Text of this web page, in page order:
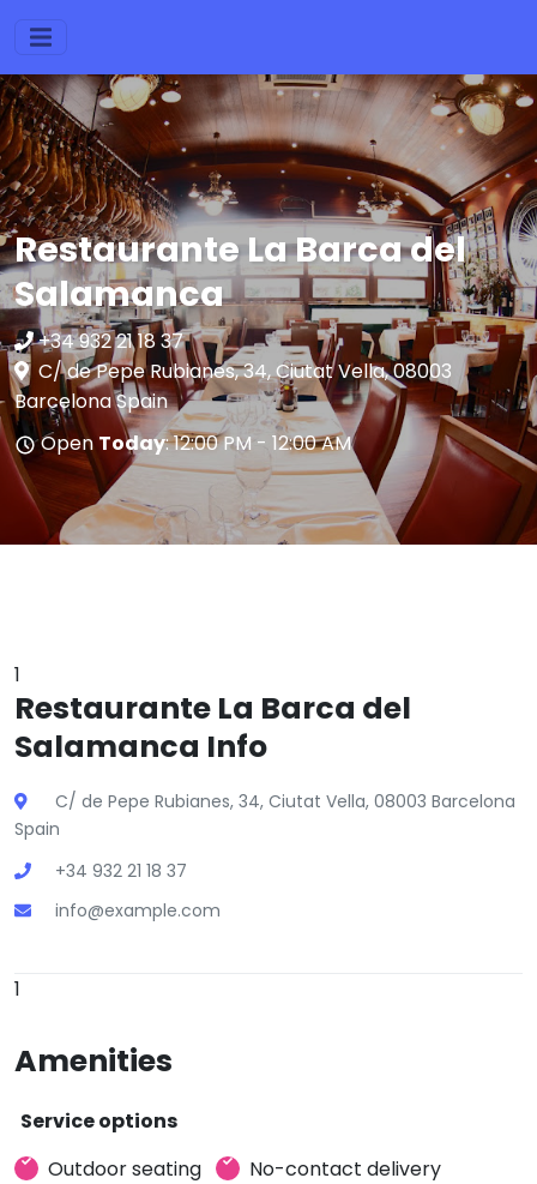
Restaurante La Barca del
Salamanca
+34 932 21 18 37
C/ de Pepe Rubianes, 34, Ciutat Vella, 08003
Barcelona Spain
OpenToday: 12:00 PM - 12:00 AM
1
Restaurante La Barca del
Salamanca Info
C/ de Pepe Rubianes, 34, Ciutat Vella, 08003 Barcelona
Spain
+34 932 21 18 37
info@example.com
1
Amenities
Service options
Outdoor seating
No-contact delivery